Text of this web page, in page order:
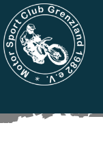
Zum
Inhalt
springen